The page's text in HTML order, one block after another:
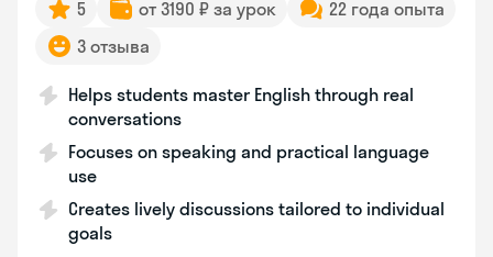
5 от 3190 ₽ за урок
22 года опыта
3 отзыва
Helps students master English through real
conversations
Focuses on speaking and practical language
use
Creates lively discussions tailored to individual
goals